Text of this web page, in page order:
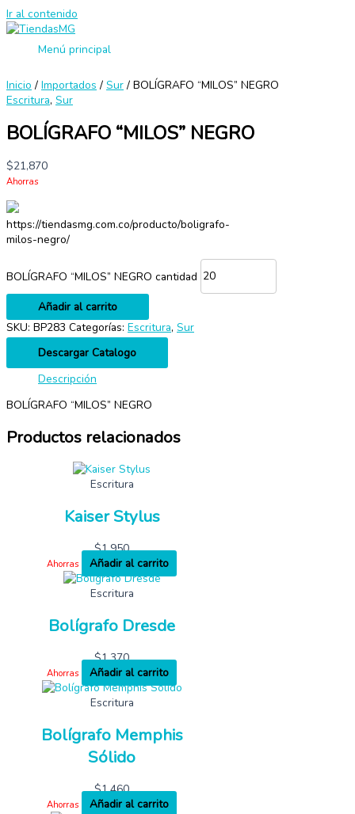
Ir al contenido
Menú principal
Inicio / Importados / Sur / BOLÍGRAFO “MILOS” NEGRO
Escritura, Sur
BOLÍGRAFO “MILOS” NEGRO
$21,870
Ahorras
https://tiendasmg.com.co/producto/boligrafo-
milos-negro/
BOLÍGRAFO “MILOS” NEGRO cantidad
Añadir al carrito
SKU: BP283 Categorías: Escritura, Sur
Descargar Catalogo
Descripción
BOLÍGRAFO “MILOS” NEGRO
Productos relacionados
Escritura
Kaiser Stylus
$1,950
Ahorras
Añadir al carrito
Escritura
Bolígrafo Dresde
$1,370
Ahorras
Añadir al carrito
Escritura
Bolígrafo Memphis
Sólido
$1,460
Ahorras
Añadir al carrito